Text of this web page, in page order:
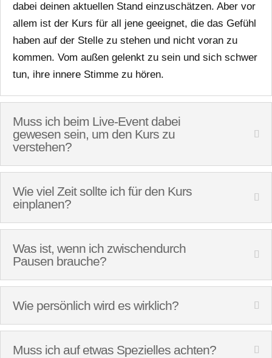
dabei deinen aktuellen Stand einzuschätzen. Aber vor
allem ist der Kurs für all jene geeignet, die das Gefühl
haben auf der Stelle zu stehen und nicht voran zu
kommen. Vom außen gelenkt zu sein und sich schwer
tun, ihre innere Stimme zu hören.
Muss ich beim Live-Event dabei
gewesen sein, um den Kurs zu
verstehen?
Wie viel Zeit sollte ich für den Kurs
einplanen?
Was ist, wenn ich zwischendurch
Pausen brauche?
Wie persönlich wird es wirklich?
Muss ich auf etwas Spezielles achten?